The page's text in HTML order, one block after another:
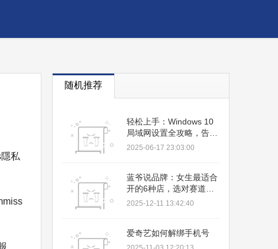
私
随机推荐
轻松上手：Windows 10
局域网设置全攻略，告别
网络连接烦恼！
2025-06-17 23:03:00
蓝爷说品牌：女生最适合
开的6种店，选对赛道更
要懂品牌！
2025-12-11 13:42:40
爱奇艺如何解绑手机号